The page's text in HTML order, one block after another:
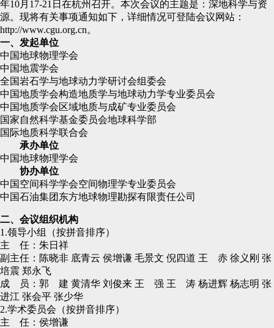
年10月17-21日在杭州召开。本次会议的主题是：深地科学与资
源。现将有关事项通知如下，详细情况可登陆会议网站：
http://www.cgu.org.cn。
一、发起单位
中国地球物理学会
中国地震学会
全国岩石学与地球动力学研讨会组委会
中国地质学会构造地质学与地球动力学专业委员会
中国地质学会区域地质与成矿专业委员会
国家自然科学基金委员会地球科学部
国际地质科学联合会
承办单位
中国地球物理学会
协办单位
中国空间科学学会空间物理学专业委员会
中国石油集团东方地球物理勘探有限责任公司
二、会议组织机构
1.领导小组（按拼音排序）
主 任：朱日祥
副主任：陈晓非 底青云 侯增谦 毛景文 倪四道 王 赤 徐义刚 张
培震 郑永飞
成 员：郭 建 黄清华 刘俊来 王 强 王 涛 杨进辉 杨志明 张
进江 张会平 张少华
2.学术委员会（按拼音排序）
主 任：侯增谦